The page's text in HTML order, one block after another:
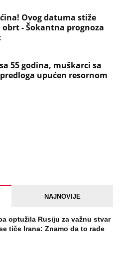
Ovog datuma stiže
- Šokantna prognoza
55 godina, muškarci sa
upućen resornom
NAJNOVIJE
optužila Rusiju za važnu stvar
tiče Irana: Znamo da to rade